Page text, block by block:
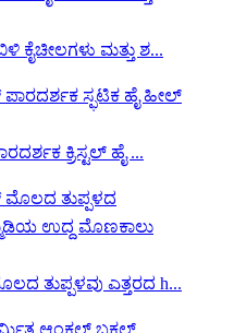
ಮತ್ತು ಶ...
ಕ್ರಿಸ್ಟಲ್ ಹೈ ...
ತುಪ್ಪಳವು ಎತ್ತರದ h...